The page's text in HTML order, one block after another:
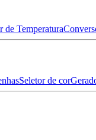
de Temperatura
Seletor de cor